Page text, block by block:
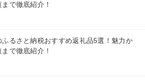
で徹底紹介！
ふるさと納税おすすめ返礼品5選！魅力か
で徹底紹介！